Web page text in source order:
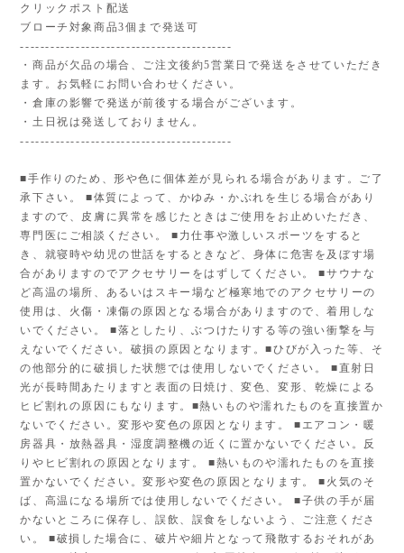
クリックポスト配送
ブローチ対象商品3個まで発送可
------------------------------------------
・商品が欠品の場合、ご注文後約5営業日で発送をさせていただき
ます。お気軽にお問い合わせください。
・倉庫の影響で発送が前後する場合がございます。
・土日祝は発送しておりません。
------------------------------------------
■手作りのため、形や色に個体差が見られる場合があります。ご了
承下さい。 ■体質によって、かゆみ・かぶれを生じる場合があり
ますので、皮膚に異常を感じたときはご使用をお止めいただき、
専門医にご相談ください。 ■力仕事や激しいスポーツをすると
き、就寝時や幼児の世話をするときなど、身体に危害を及ぼす場
合がありますのでアクセサリーをはずしてください。 ■サウナな
ど高温の場所、あるいはスキー場など極寒地でのアクセサリーの
使用は、火傷・凍傷の原因となる場合がありますので、着用しな
いでください。 ■落としたり、ぶつけたりする等の強い衝撃を与
えないでください。破損の原因となります。■ひびが入った等、そ
の他部分的に破損した状態では使用しないでください。 ■直射日
光が長時間あたりますと表面の日焼け、変色、変形、乾燥による
ヒビ割れの原因にもなります。■熱いものや濡れたものを直接置か
ないでください。変形や変色の原因となります。 ■エアコン・暖
房器具・放熱器具・湿度調整機の近くに置かないでください。反
りやヒビ割れの原因となります。 ■熱いものや濡れたものを直接
置かないでください。変形や変色の原因となります。 ■火気のそ
ば、高温になる場所では使用しないでください。 ■子供の手が届
かないところに保存し、誤飲、誤食をしないよう、ご注意くださ
い。 ■破損した場合に、破片や細片となって飛散するおそれがあ